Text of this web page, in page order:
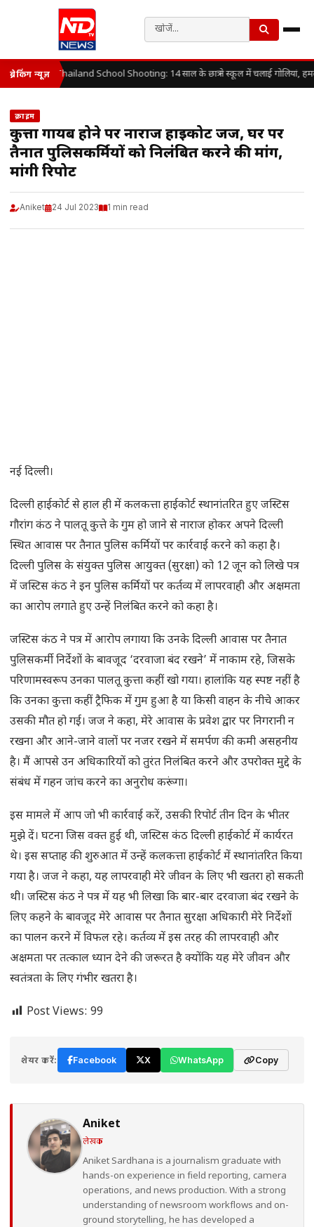
ब्रेकिंग न्यूज़ Thailand School Shooting: 14 साल के छात्र ने स्कूल में चलाई गोलियां,
क्राइम
कुत्ता गायब होने पर नाराज हाईकोर्ट जज, घर पर
तैनात पुलिसकर्मियों को निलंबित करने की मांग,
मांगी रिपोर्ट
Aniket 24 Jul 2023 1 min read
नई दिल्ली।
दिल्ली हाईकोर्ट से हाल ही में कलकत्ता हाईकोर्ट स्थानांतरित हुए जस्टिस
गौरांग कंठ ने पालतू कुत्ते के गुम हो जाने से नाराज होकर अपने दिल्ली
स्थित आवास पर तैनात पुलिस कर्मियों पर कार्रवाई करने को कहा है।
दिल्ली पुलिस के संयुक्त पुलिस आयुक्त (सुरक्षा) को 12 जून को लिखे पत्र
में जस्टिस कंठ ने इन पुलिस कर्मियों पर कर्तव्य में लापरवाही और अक्षमता
का आरोप लगाते हुए उन्हें निलंबित करने को कहा है।
जस्टिस कंठ ने पत्र में आरोप लगाया कि उनके दिल्ली आवास पर तैनात
पुलिसकर्मी निर्देशों के बावजूद ‘दरवाजा बंद रखने’ में नाकाम रहे, जिसके
परिणामस्वरूप उनका पालतू कुत्ता कहीं खो गया। हालांकि यह स्पष्ट नहीं है
कि उनका कुत्ता कहीं ट्रैफिक में गुम हुआ है या किसी वाहन के नीचे आकर
उसकी मौत हो गई। जज ने कहा, मेरे आवास के प्रवेश द्वार पर निगरानी न
रखना और आने-जाने वालों पर नजर रखने में समर्पण की कमी असहनीय
है। मैं आपसे उन अधिकारियों को तुरंत निलंबित करने और उपरोक्त मुद्दे के
संबंध में गहन जांच करने का अनुरोध करूंगा।
इस मामले में आप जो भी कार्रवाई करें, उसकी रिपोर्ट तीन दिन के भीतर
मुझे दें। घटना जिस वक्त हुई थी, जस्टिस कंठ दिल्ली हाईकोर्ट में कार्यरत
थे। इस सप्ताह की शुरुआत में उन्हें कलकत्ता हाईकोर्ट में स्थानांतरित किया
गया है। जज ने कहा, यह लापरवाही मेरे जीवन के लिए भी खतरा हो सकती
थी। जस्टिस कंठ ने पत्र में यह भी लिखा कि बार-बार दरवाजा बंद रखने के
लिए कहने के बावजूद मेरे आवास पर तैनात सुरक्षा अधिकारी मेरे निर्देशों
का पालन करने में विफल रहे। कर्तव्य में इस तरह की लापरवाही और
अक्षमता पर तत्काल ध्यान देने की जरूरत है क्योंकि यह मेरे जीवन और
स्वतंत्रता के लिए गंभीर खतरा है।
Post Views: 99
शेयर करें: Facebook X WhatsApp Copy
Aniket
लेखक
Aniket Sardhana is a journalism graduate with
hands-on experience in field reporting, camera
operations, and news production. With a strong
understanding of newsroom workflows and on-
ground storytelling, he has developed a